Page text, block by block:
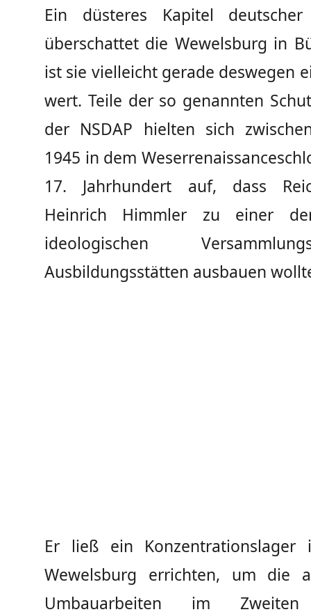
Ein düsteres Kapitel deutscher
überschattet die Wewelsburg in
ist sie vielleicht gerade deswegen
wert. Teile der so genannten
der NSDAP hielten sich
1945 in dem
17. Jahrhundert auf, dass
Heinrich Himmler zu einer
ideologischen
Ausbildungsstätten ausbauen
Er ließ ein Konzentrationslager
Wewelsburg errichten, um die
Umbauarbeiten im Zweiten